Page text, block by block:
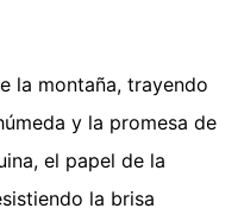
la montaña, trayendo
y la promesa de
el papel de la
la brisa